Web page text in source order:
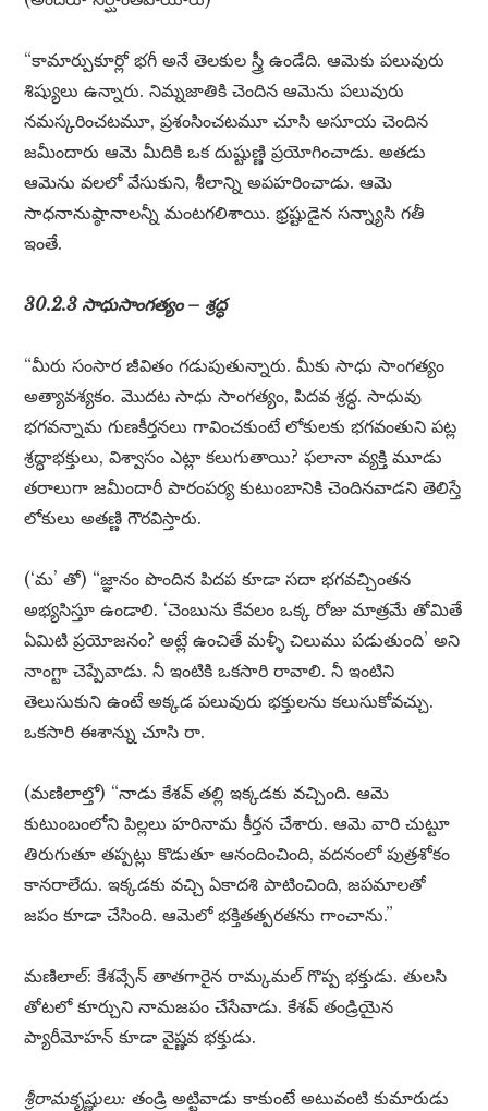
“కామార్పుకూర్లో భగీ అనే తెలకుల స్త్రీ ఉండేది. ఆమెకు పలువురు
శిష్యులు ఉన్నారు. నిమ్నజాతికి చెందిన ఆమెను పలువురు
నమస్కరించటమూ, ప్రశంసించటమూ చూసి అసూయ చెందిన
జమీందారు ఆమె మీదికి ఒక దుష్టుణ్ణి ప్రయోగించాడు. అతడు
ఆమెను వలలో వేసుకుని, శీలాన్ని అపహరించాడు. ఆమె
సాధనానుష్ఠానాలన్నీ మంటగలిశాయి. భ్రష్టుడైన సన్న్యాసి గతీ
ఇంతే.
30.2.3 సాధుసాంగత్యం – శ్రద్ధ
“మీరు సంసార జీవితం గడుపుతున్నారు. మీకు సాధు సాంగత్యం
అత్యావశ్యకం. మొదట సాధు సాంగత్యం, పిదవ శ్రద్ధ. సాధువు
భగవన్నామ గుణకీర్తనలు గావించకుంటే లోకులకు భగవంతుని పట్ల
శ్రద్ధాభక్తులు, విశ్వాసం ఎట్లా కలుగుతాయి? ఫలానా వ్యక్తి మూడు
తరాలుగా జమీందారీ పారంపర్య కుటుంబానికి చెందినవాడని తెలిస్తే
లోకులు అతణ్ణి గౌరవిస్తారు.
(‘మ’ తో) “జ్ఞానం పొందిన పిదప కూడా సదా భగవచ్చింతన
అభ్యసిస్తూ ఉండాలి. ‘చెంబును కేవలం ఒక్క రోజు మాత్రమే తోమితే
ఏమిటి ప్రయోజనం? అట్లే ఉంచితే మళ్ళీ చిలుము పడుతుంది’ అని
నాంగ్టా చెప్పేవాడు. నీ ఇంటికి ఒకసారి రావాలి. నీ ఇంటిని
తెలుసుకుని ఉంటే అక్కడ పలువురు భక్తులను కలుసుకోవచ్చు.
ఒకసారి ఈశాన్ను చూసి రా.
(మణిలాల్తో) “నాడు కేశవ్ తల్లి ఇక్కడకు వచ్చింది. ఆమె
కుటుంబంలోని పిల్లలు హరినామ కీర్తన చేశారు. ఆమె వారి చుట్టూ
తిరుగుతూ తప్పట్లు కొడుతూ ఆనందించింది, వదనంలో పుత్రశోకం
కానరాలేదు. ఇక్కడకు వచ్చి ఏకాదశి పాటించింది, జపమాలతో
జపం కూడా చేసింది. ఆమెలో భక్తితత్పరతను గాంచాను.”
మణిలాల్: కేశవ్సేన్ తాతగారైన రామ్కమల్ గొప్ప భక్తుడు. తులసి
తోటలో కూర్చుని నామజపం చేసేవాడు. కేశవ్ తండ్రియైన
ప్యారీమోహన్ కూడా వైష్ణవ భక్తుడు.
శ్రీరామకృష్ణులు: తండ్రి అట్టివాడు కాకుంటే అటువంటి కుమారుడు